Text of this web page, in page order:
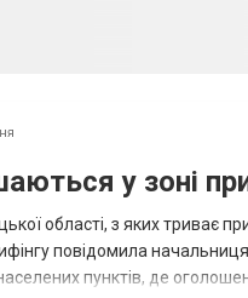
у зоні
області, з яких триває
повідомила
пунктів, де